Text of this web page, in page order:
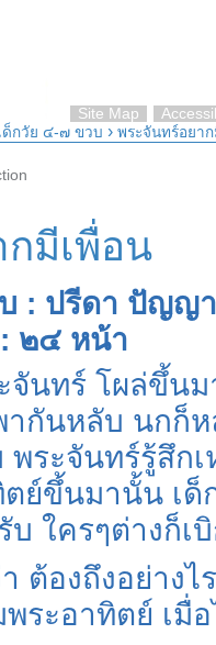
Site Map
ด็กวัย ๔-๗ ขวบ › พระจันทร์อยา
มีเพื่อน
: ปรีดา ปัญญ
๒๔ หน้า
จันทร์ โผล่ขึ้น
ากันหลับ นกก็
ระจันทร์รู้สึกเ
ตย์ขึ้นมานั้น เ
ใครๆต่างก็เ
ต้องถึงอย่าง
ระอาทิตย์ เมื่